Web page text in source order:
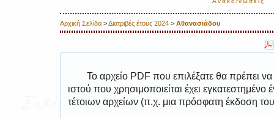
Αρχική Σελίδα >Διατριβές έτους 2024 > Αθανασιάδου
Το αρχείο PDF που επιλέξατε θα πρέπει
ιστού που χρησιμοποιείται έχει
τέτοιων αρχείων (π.χ. μια πρόσφατη έκδοση